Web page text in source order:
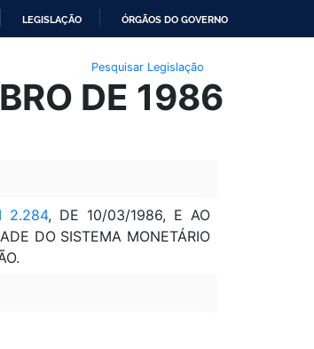
LEGISLAÇÃO ÓRGÃOS DO GOVERNO
Pesquisar Legislação
DE 1986
2.284, DE 10/03/1986, E AO
DO SISTEMA MONETÁRIO